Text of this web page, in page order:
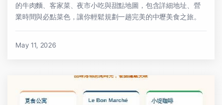
的牛肉麵、客家菜、夜市小吃與甜點地圖，包含詳細地址、營
業時間與必點菜色，讓你輕鬆規劃一趟完美的中壢美食之旅。
May 11, 2026